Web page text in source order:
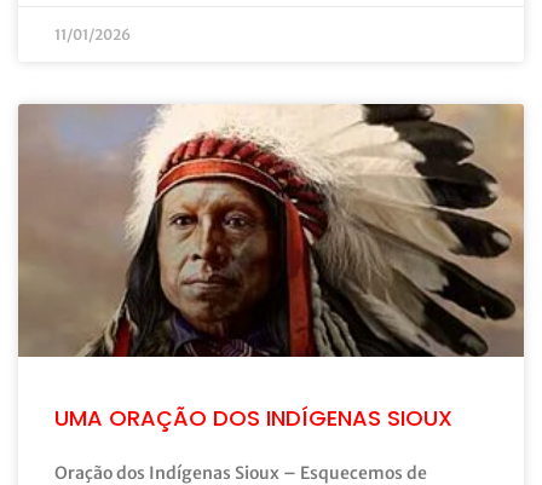
11/01/2026
UMA ORAÇÃO DOS INDÍGENAS SIOUX
Oração dos Indígenas Sioux – Esquecemos de